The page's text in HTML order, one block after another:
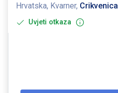
Hrvatska, Kvarner, Crikvenica
Uvjeti otkaza